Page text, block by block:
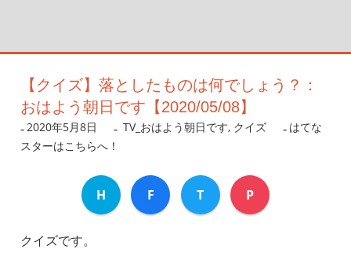
【クイズ】落としたものは何でしょう？：
おはよう朝日です【2020/05/08】
2020年5月8日 nanigoto
TV_おはよう朝日です, クイズ
はてな
スターはこちらへ！
H F T P
クイズです。